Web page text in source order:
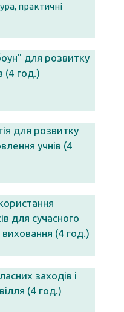
практичні
для розвитку
(4 год.)
для розвитку
учнів (4
для сучасного
виховання (4 год.)
заходів і
(4 год.)